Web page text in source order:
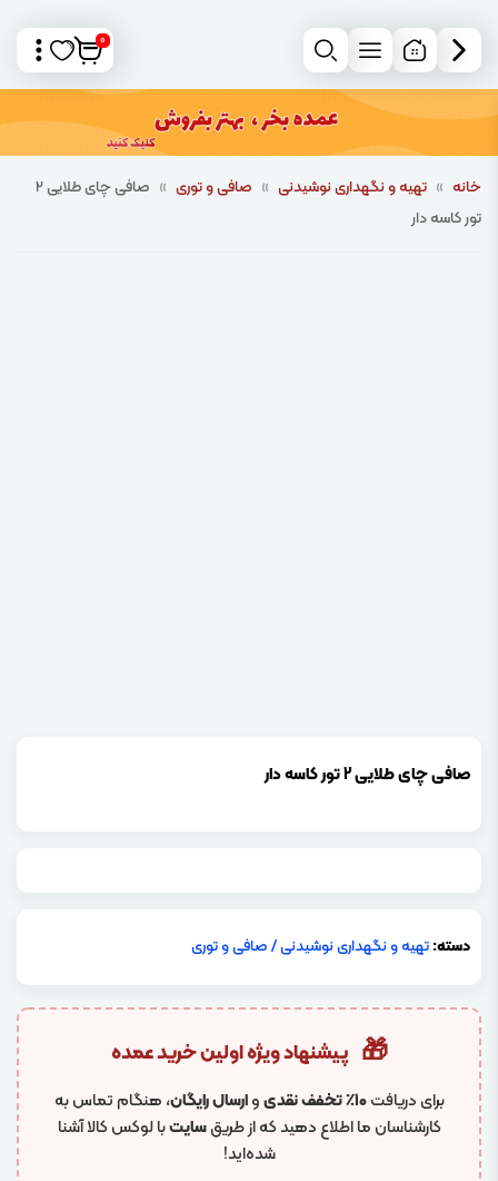
0
خانه » تهیه و نگهداری نوشیدنی » صافی و توری »
صافی چای طلایی 2
تور کاسه دار
صافی چای طلایی 2 تور کاسه دار
دسته:تهیه و نگهداری نوشیدنی/صافی و توری
🎁 پیشنهاد ویژه اولین خرید عمده
برای دریافت۱۰٪ تخفف نقدی وارسال رایگان، هنگام تماس به
کارشناسان ما اطلاع دهید که از طریقسایتبا لوکس کالا آشنا
شده‌اید!